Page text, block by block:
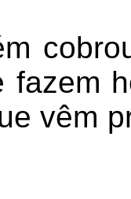
vêm